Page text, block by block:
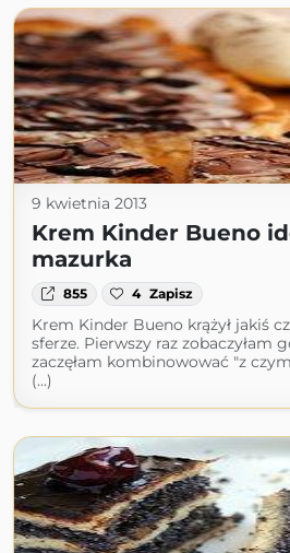
9 kwietnia 2013
Krem Kinder Bueno
mazurka
855 4 Zapisz
Krem Kinder Bueno krążył jakiś
sferze. Pierwszy raz zobaczyłam
zaczęłam kombinowować "z
(...)